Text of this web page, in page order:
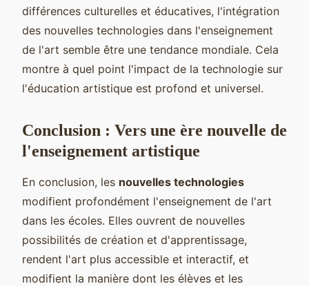
différences culturelles et éducatives, l'intégration
des nouvelles technologies dans l'enseignement
de l'art semble être une tendance mondiale. Cela
montre à quel point l'impact de la technologie sur
l'éducation artistique est profond et universel.
Conclusion : Vers une ère nouvelle de
l'enseignement artistique
En conclusion, les nouvelles technologies
modifient profondément l'enseignement de l'art
dans les écoles. Elles ouvrent de nouvelles
possibilités de création et d'apprentissage,
rendent l'art plus accessible et interactif, et
modifient la manière dont les élèves et les